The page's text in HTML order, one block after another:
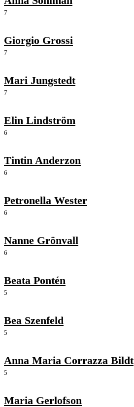
7
Giorgio Grossi
7
Mari Jungstedt
7
Elin Lindström
6
Tintin Anderzon
6
Petronella Wester
6
Nanne Grönvall
6
Beata Pontén
5
Bea Szenfeld
5
Anna Maria Corrazza Bildt
5
Maria Gerlofson